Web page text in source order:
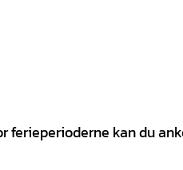
ferieperioderne kan du